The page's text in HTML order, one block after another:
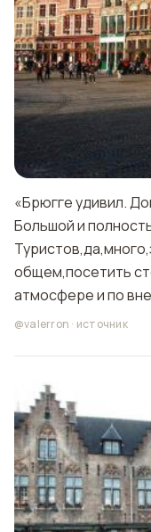
«Брюгге удивил.
Большой и
общем,посетить
атмосфере и по
@valerron · источник